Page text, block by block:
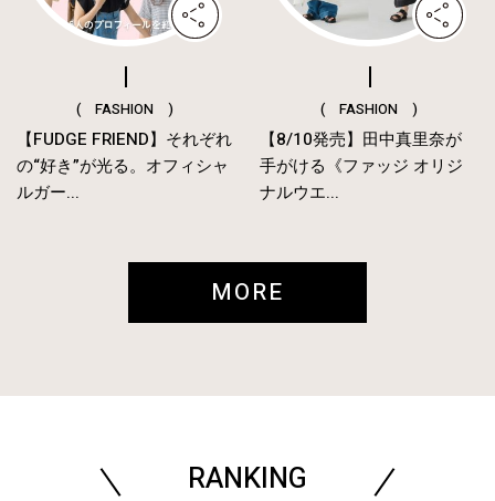
( FASHION )
【FUDGE FRIEND】それぞれ
の“好き”が光る。オフィシャ
ルガー...
( FASHION )
【8/10発売】田中真里奈が
手がける《ファッジ オリジ
ナルウエ...
MORE
RANKING